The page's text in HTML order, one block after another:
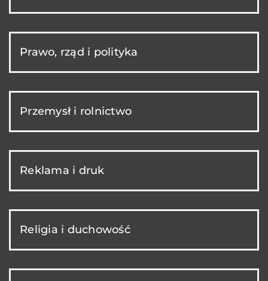
Prawo, rząd i polityka
Przemysł i rolnictwo
Reklama i druk
Religia i duchowość